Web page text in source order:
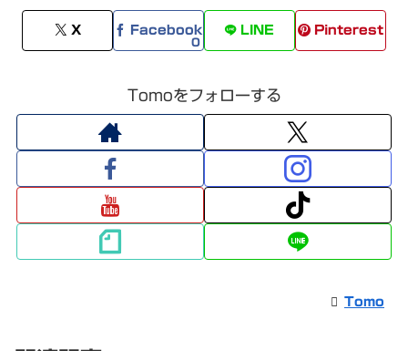
X Facebook
0
LINE Pinterest
Tomoをフォローする
Tomo